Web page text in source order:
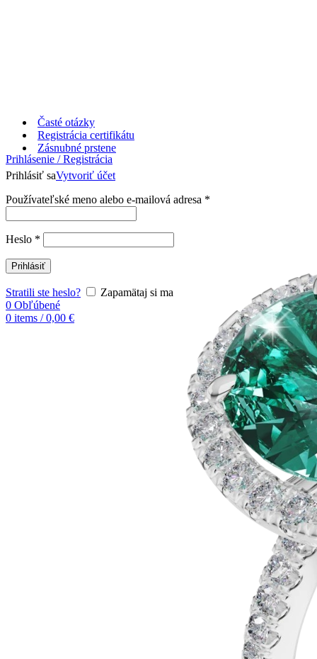
Časté otázky
Registrácia certifikátu
Prihlásenie / Registrácia
Prihlásiť saVytvoriť účet
Používateľské meno alebo e-mailová adresa *
Heslo *
Prihlásiť
Stratili ste heslo?
Zapamätaj si ma
0 Obľúbené
0 items / 0,00 €
Zásnubné prstene